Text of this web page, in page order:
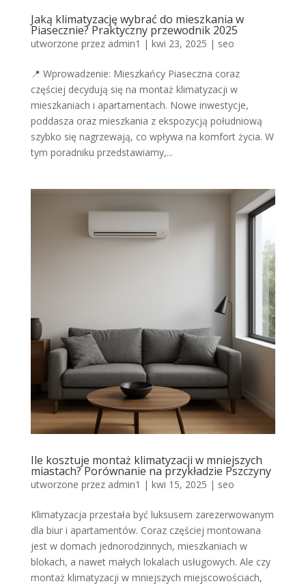
Jaką klimatyzację wybrać do mieszkania w
Piasecznie? Praktyczny przewodnik 2025
utworzone przez admin1 | kwi 23, 2025 | seo
📍 Wprowadzenie: Mieszkańcy Piaseczna coraz
częściej decydują się na montaż klimatyzacji w
mieszkaniach i apartamentach. Nowe inwestycje,
poddasza oraz mieszkania z ekspozycją południową
szybko się nagrzewają, co wpływa na komfort życia. W
tym poradniku przedstawiamy,...
Ile kosztuje montaż klimatyzacji w mniejszych
miastach? Porównanie na przykładzie Pszczyny
utworzone przez admin1 | kwi 15, 2025 | seo
Klimatyzacja przestała być luksusem zarezerwowanym
dla biur i apartamentów. Coraz częściej montowana
jest w domach jednorodzinnych, mieszkaniach w
blokach, a nawet małych lokalach usługowych. Ale czy
montaż klimatyzacji w mniejszych miejscowościach,